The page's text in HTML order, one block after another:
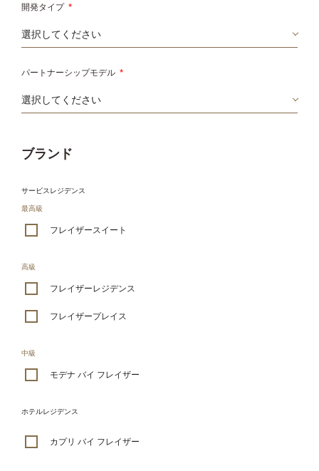
開発タイプ *
パートナーシップモデル *
ブランド
サービスレジデンス
最高級
フレイザースイート
高級
フレイザーレジデンス
フレイザープレイス
中級
モデナ バイ フレイザー
ホテルレジデンス
カプリ バイ フレイザー